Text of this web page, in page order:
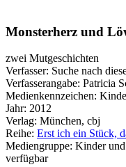
Monsterherz und
zwei Mutgeschichten
Verfasser: Suche nach
Verfasserangabe: Patricia
Medienkennzeichen:
Jahr: 2012
Verlag: München, cbj
Reihe: Erst ich ein Stück,
Mediengruppe: Kinder
verfügbar